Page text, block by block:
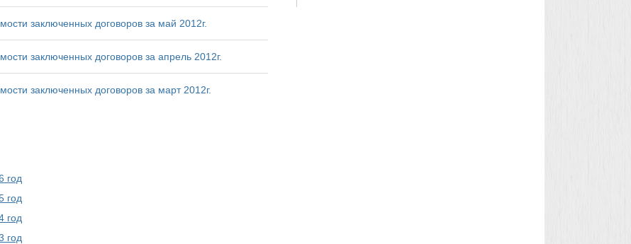
заключенных договоров за май 2012г.
заключенных договоров за апрель 2012г.
заключенных договоров за март 2012г.
год
год
год
год